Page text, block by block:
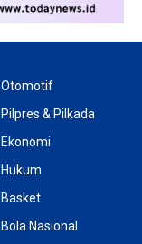
Otomotif
Pilpres & Pilkada
Ekonomi
Hukum
Basket
Bola Nasional